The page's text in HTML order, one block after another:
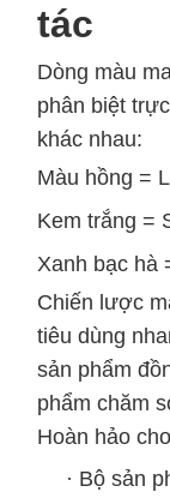
tác
Dòng màu
phân biệt
khác nhau:
Màu hồng =
Kem trắng =
Xanh bạc hà
Chiến lược
tiêu dùng
sản phẩm
phẩm chăm
Hoàn hảo
· Bộ sản